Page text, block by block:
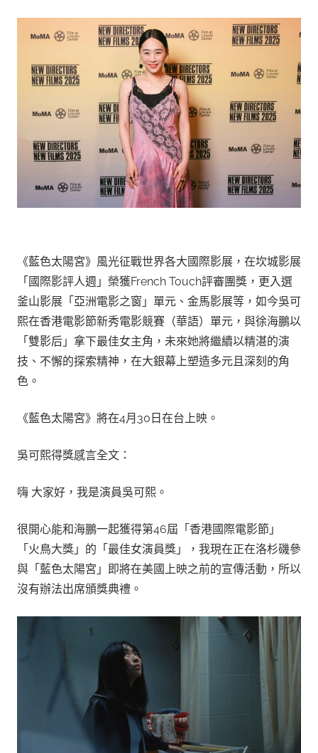
《藍色太陽宮》風光征戰世界各大國際影展，在坎城影展
「國際影評人週」榮獲French Touch評審團獎，更入選
釜山影展「亞洲電影之窗」單元、金馬影展等，如今吳可
熙在香港電影節新秀電影競賽（華語）單元，與徐海鵬以
「雙影后」拿下最佳女主角，未來她將繼續以精湛的演
技、不懈的探索精神，在大銀幕上塑造多元且深刻的角
色。
《藍色太陽宮》將在4月30日在台上映。
吳可熙得獎感言全文：
嗨 大家好，我是演員吳可熙。
很開心能和海鵬一起獲得第46屆「香港國際電影節」
「火鳥大獎」的「最佳女演員獎」，我現在正在洛杉磯參
與「藍色太陽宮」即將在美國上映之前的宣傳活動，所以
沒有辦法出席頒獎典禮。